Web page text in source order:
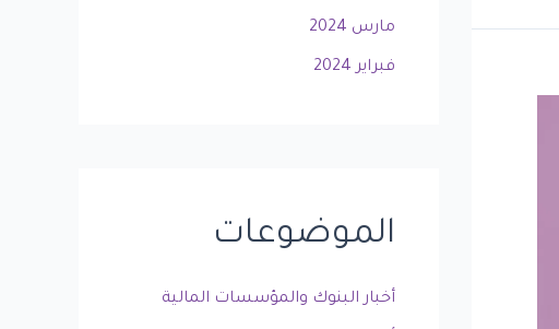
مارس 2024
فبراير 2024
الموضوعات
أخبار البنوك والمؤسسات المالية